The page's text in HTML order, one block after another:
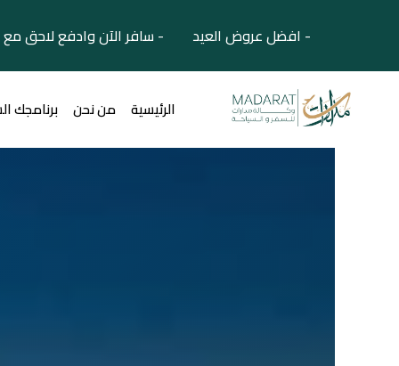
- افضل عروض العيد - سافر الآن وادفع لاحق مع
الرئيسية من نحن برنامجك